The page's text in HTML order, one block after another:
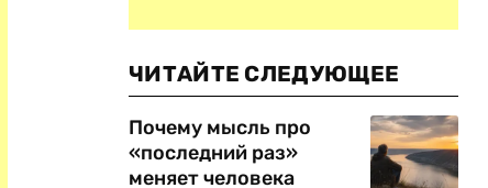
ЧИТАЙТЕ СЛЕДУЮЩЕЕ
Почему мысль про
«последний раз»
меняет человека